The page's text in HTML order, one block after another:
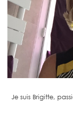
Je suis Brigitte,